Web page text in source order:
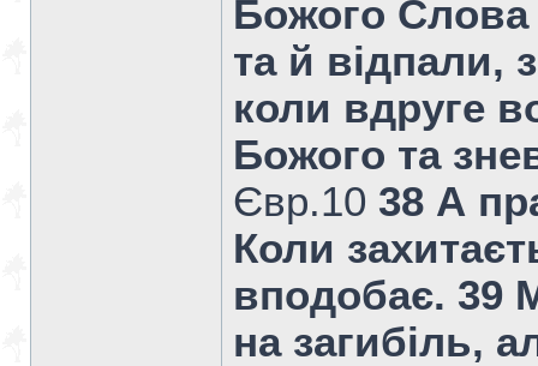
Божого Слова
та й відпали,
коли вдруге
Божого та
Євр.10 38 А
Коли
вподобає. 39
на загибіль,